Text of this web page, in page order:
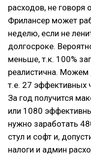
расходов, не говоря
Фрилансер может
неделю, если не
долгосроке.
меньше, т.к. 100%
реалистична. Можем
т.е. 27 эффективных
За год получится
или 1080
нужно заработать
стул и софт и,
налоги и админ